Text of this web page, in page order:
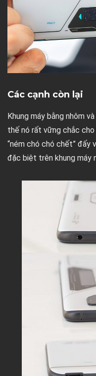
Các cạnh còn lại
Khung máy bằng nhôm
thế nó rất vững chắc cho
“ném chó chó chết” đấy
đặc biệt trên khung máy